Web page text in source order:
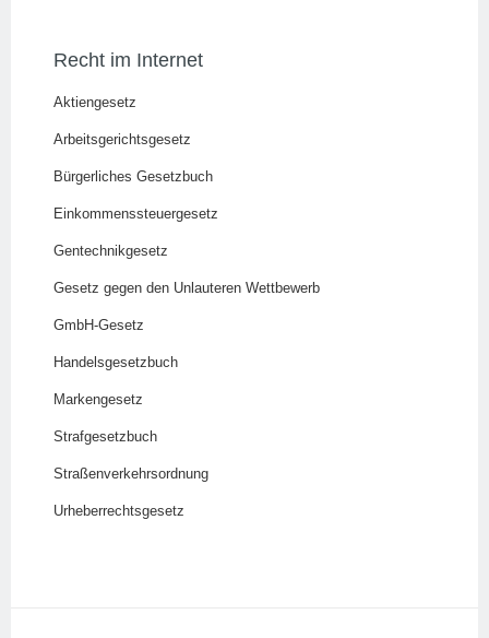
Recht im Internet
Aktiengesetz
Arbeitsgerichtsgesetz
Bürgerliches Gesetzbuch
Einkommenssteuergesetz
Gentechnikgesetz
Gesetz gegen den Unlauteren Wettbewerb
GmbH-Gesetz
Handelsgesetzbuch
Markengesetz
Strafgesetzbuch
Straßenverkehrsordnung
Urheberrechtsgesetz